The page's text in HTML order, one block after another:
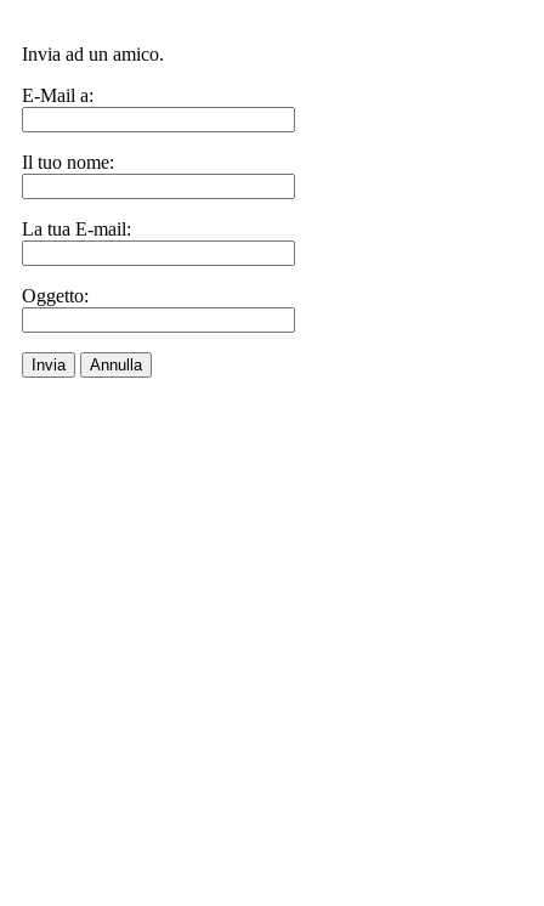
Invia ad un amico.
E-Mail a:
Il tuo nome:
La tua E-mail:
Oggetto:
Invia Annulla